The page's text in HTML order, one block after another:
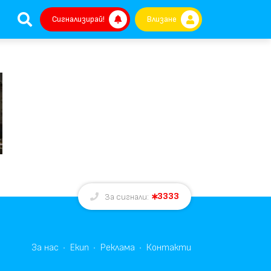
Сигнализирай! Влизане
За сигнали: 3333
За нас Екип Реклама Контакти